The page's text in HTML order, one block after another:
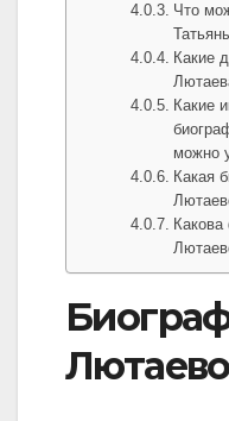
Что
Какие
Какие
можно
Какая